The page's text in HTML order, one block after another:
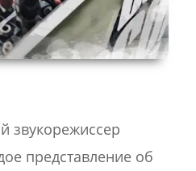
представление об